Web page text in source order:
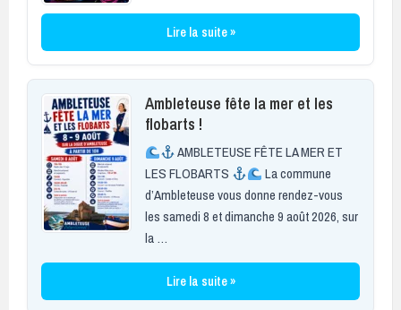
Lire la suite »
Ambleteuse fête la mer et les
flobarts !
AMBLETEUSE FÊTE LA MER ET
LES FLOBARTS
La commune
d’Ambleteuse vous donne rendez-vous
les samedi 8 et dimanche 9 août 2026, sur
la …
Lire la suite »